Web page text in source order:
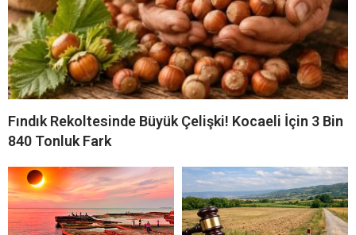
Fındık Rekoltesinde Büyük Çelişki! Kocaeli İçin 3 Bin
840 Tonluk Fark